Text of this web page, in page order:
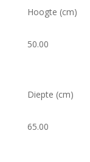
Hoogte (cm)
50.00
Diepte (cm)
65.00